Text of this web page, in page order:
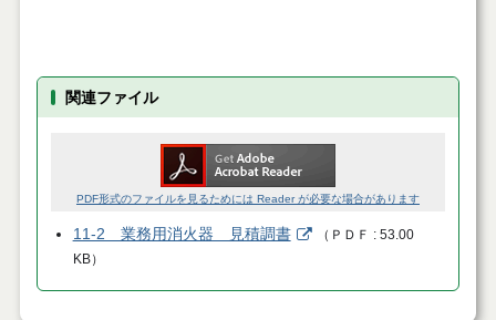
関連ファイル
PDF形式のファイルを見るためには Reader が必要な場合があります
11-2 業務用消火器 見積調書 （ ＰＤＦ
53.00
KB）